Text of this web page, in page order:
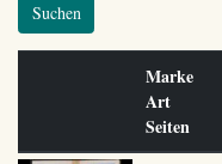
Suchen
Marke
Art
Seiten